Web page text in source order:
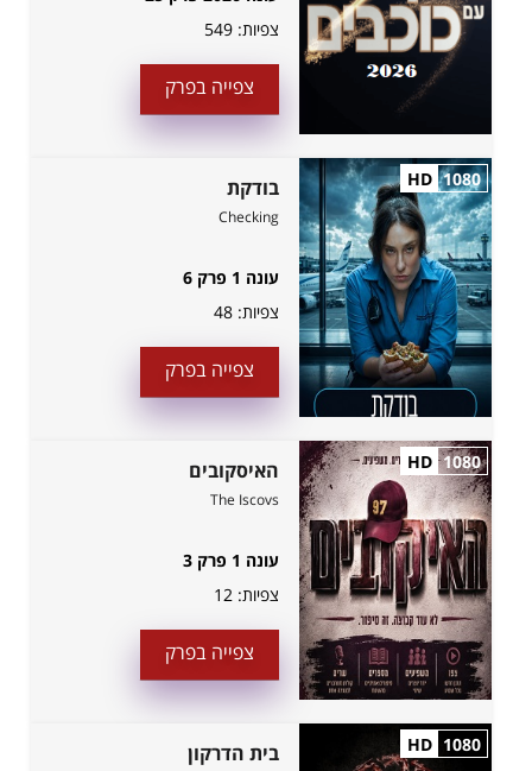
צפיות: 549
צפייה בפרק
1080
HD בודקת
Checking
עונה 1 פרק 6
צפיות: 48
צפייה בפרק
1080
HD האיסקובים
The Iscovs
עונה 1 פרק 3
צפיות: 12
צפייה בפרק
1080
HD בית הדרקון